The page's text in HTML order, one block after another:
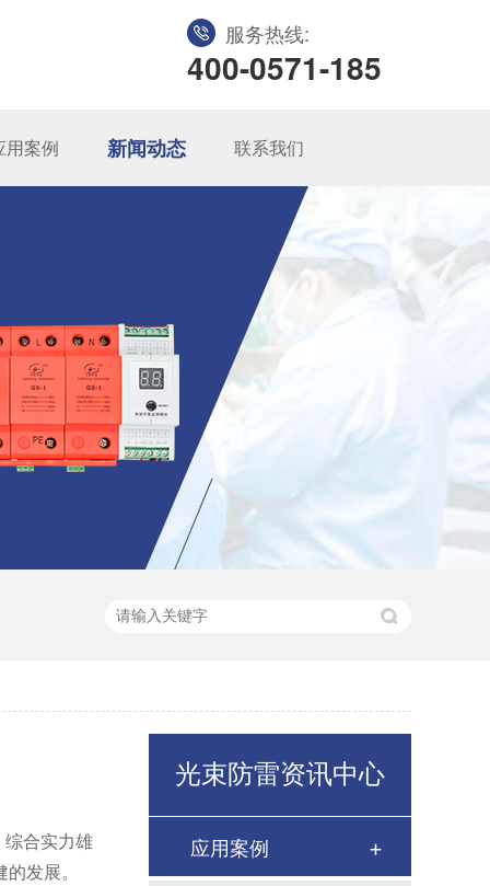
服务热线:
400-0571-185
用案例 新闻动态 联系我们
综合实力雄
发展。
光束防雷资讯中心
应用案例